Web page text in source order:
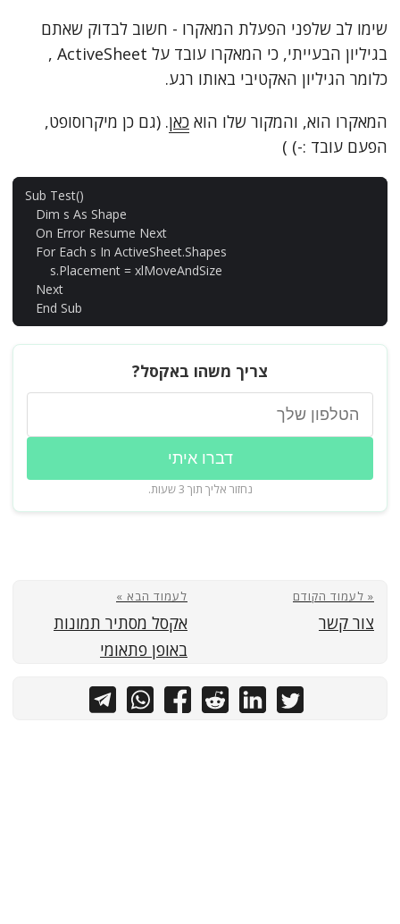
שימו לב שלפני הפעלת המאקרו - חשוב לבדוק שאתם
בגיליון הבעייתי, כי המאקרו עובד על ActiveSheet ,
כלומר הגיליון האקטיבי באותו רגע.
המאקרו הוא, והמקור שלו הוא כאן. (גם כן מיקרוסופט,
הפעם עובד :-) )
Sub Test()
Dim s As Shape
On Error Resume Next
For Each s In ActiveSheet.Shapes
s.Placement = xlMoveAndSize
Next
End Sub
צריך משהו באקסל?
דברו איתי
נחזור אליך תוך 3 שעות.
« לעמוד הקודם
צור קשר
לעמוד הבא »
אקסל מסתיר תמונות
באופן פתאומי